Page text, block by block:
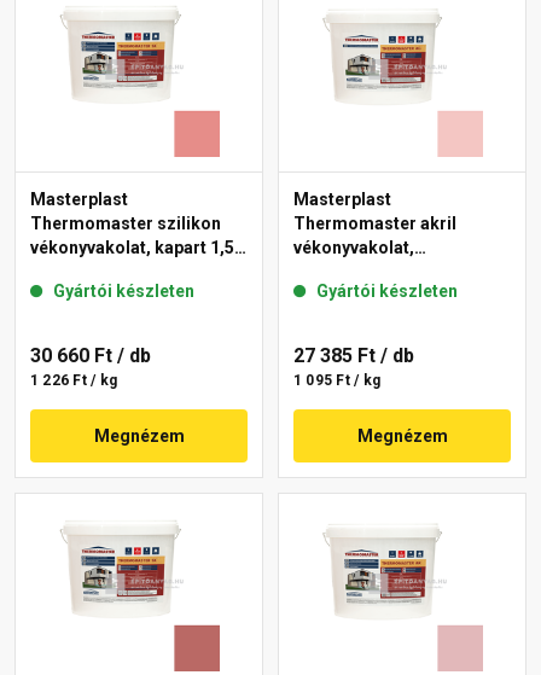
Masterplast
Thermomaster szilikon
vékonyvakolat, kapart 1,5
Gyártói készleten
30 660 Ft / db
1 226 Ft / kg
Megnézem
Masterplast
Thermomaster akril
vékonyvakolat,
21-F 25 kg
Gyártói készleten
27 385 Ft / db
1 095 Ft / kg
Megnézem